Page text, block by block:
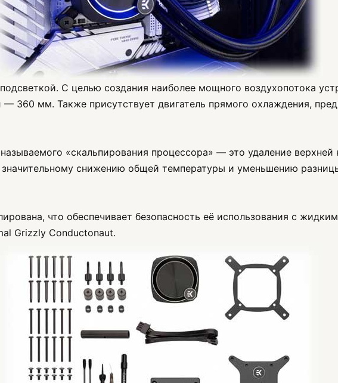
С целью создания наиболее мощного воздухопотока
360 мм. Также присутствует двигатель прямого охлаждения,
«скальпирования процессора» — это удаление
значительному снижению общей температуры и уменьшению
что обеспечивает безопасность её использования с
Grizzly Conductonaut.